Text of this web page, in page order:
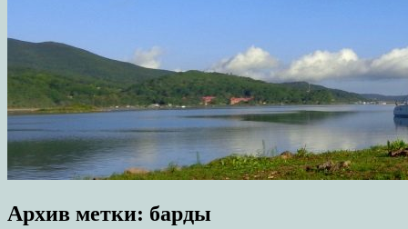
Архив метки: барды